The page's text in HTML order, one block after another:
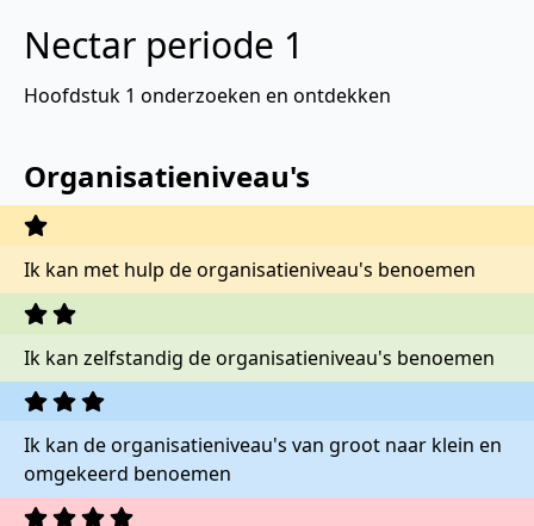
Nectar periode 1
Hoofdstuk 1 onderzoeken en ontdekken
Organisatieniveau's
Ik kan met hulp de organisatieniveau's benoemen
Ik kan zelfstandig de organisatieniveau's benoemen
Ik kan de organisatieniveau's van groot naar klein en
omgekeerd benoemen